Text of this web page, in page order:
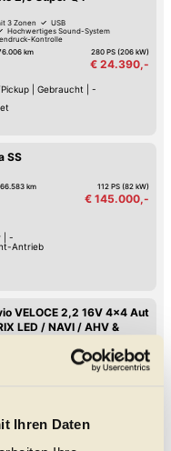
Ihren Daten
3 Zonen
USB
Hochwertiges Sound-System
Kontrolle
Isofix Kindersitz-Befestigung
km 280 PS (206 kW)
€ 24.390,-
| Gebraucht
-
SS
66.583 km 112 PS (82 kW)
€ 145.000,-
|
-
Antrieb
VELOCE 2,2 16V 4x4 Aut
LED / NAVI / AHV &
|Gebraucht